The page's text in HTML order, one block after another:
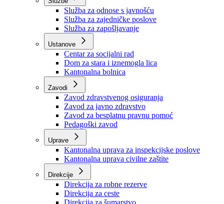
Organizacije
Službe
Služba za odnose s javnošću
Služba za zajedničke poslove
Služba za zapošljavanje
Ustanove
Centar za socijalni rad
Dom za stara i iznemogla lica
Kantonalna bolnica
Zavodi
Zavod zdravstvenog osiguranja
Zavod za javno zdravstvo
Zavod za besplatnu pravnu pomoć
Pedagoški zavod
Kantonalna uprava za inspekcijske poslove
Kantonalna uprava civilne zaštite
Direkcije